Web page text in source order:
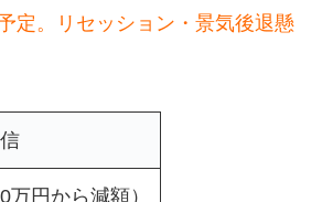
定。リセッション・景気後退懸
万円から減額）